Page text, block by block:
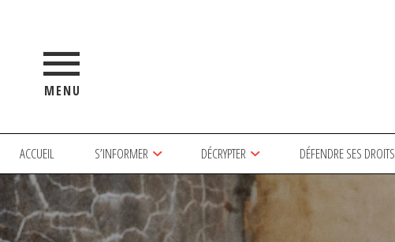
MENU
ACCUEIL S’INFORMER DÉCRYPTER DÉFENDRE SES DROITS